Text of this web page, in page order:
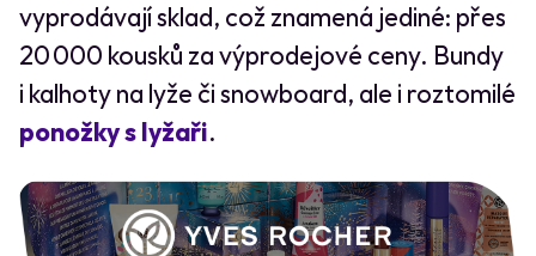
vyprodávají sklad, což znamená jediné: přes
20 000 kousků za výprodejové ceny. Bundy
i kalhoty na lyže či snowboard, ale i roztomilé
ponožky s lyžaři.